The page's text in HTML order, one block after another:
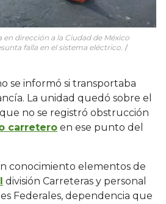
dirección a la Ciudad de México
falla en el sistema eléctrico.
se informó si transportaba
La unidad quedó sobre el
no se registró obstrucción
carretero en ese punto del
conocimiento elementos de
división Carreteras y personal
Federales, dependencia que